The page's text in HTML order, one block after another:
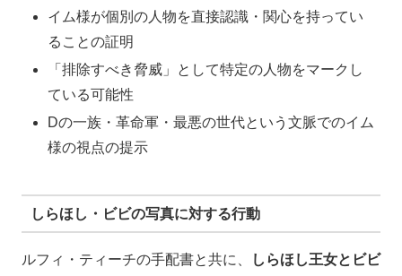
イム様が個別の人物を直接認識・関心を持ってい
ることの証明
「排除すべき脅威」として特定の人物をマークし
ている可能性
Dの一族・革命軍・最悪の世代という文脈でのイム
様の視点の提示
しらほし・ビビの写真に対する行動
ルフィ・ティーチの手配書と共に、
しらほし王女とビビ